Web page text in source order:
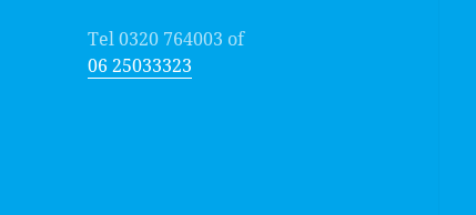
Tel 0320 764003 of
06 25033323